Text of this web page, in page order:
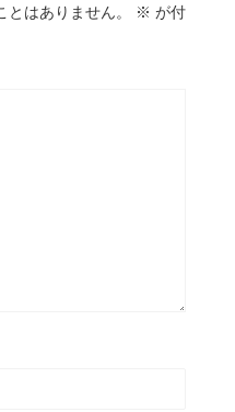
はありません。 ※ が付